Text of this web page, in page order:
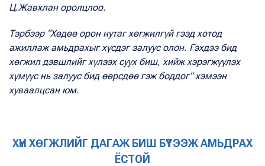
Ц.Жавхлан оролцлоо.
Тэрбээр “Хөдөө орон нутаг хөгжилгүй гээд хотод
ажиллаж амьдрахыг хүсдэг залуус олон. Гэхдээ бид
хөгжил дэвшлийг хүлээх суух биш, хийж хэрэгжүүлэх
хүмүүс нь залуус бид өөрсдөө гэж боддог” хэмээн
хуваалцсан юм.
ХҮН ХӨГЖЛИЙГ ДАГАЖ БИШ БҮТЭЭЖ АМЬДРАХ
ЁСТОЙ